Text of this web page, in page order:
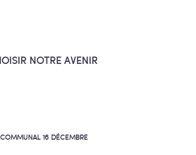
NOTRE AVENIR
16 DÉCEMBRE